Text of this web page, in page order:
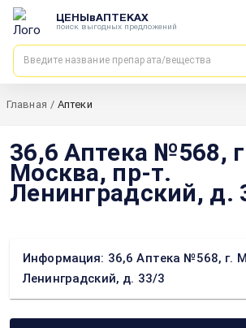
ЦЕНЫвАПТЕКАХ
поиск выгодных предложений
Главная / Аптеки
36,6 Аптека №568,
Москва, пр-т.
Ленинградский, д.
Информация: 36,6 Аптека №568, г.
Ленинградский, д. 33/3